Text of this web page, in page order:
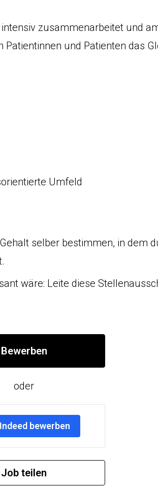
zusammenarbeitet und
und Patienten das
Umfeld
selber bestimmen, in dem
wäre: Leite diese
Bewerben
oder
bewerben
Job teilen